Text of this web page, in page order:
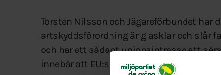
Torsten Nilsson och Jägareförbundet har
artskyddsförordning är glasklar och slår
och har ett sådant unionsintresse att
innebär att EU:s experter inte anser att